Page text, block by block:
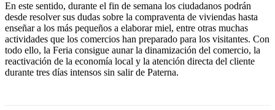
En este sentido, durante el fin de semana los ciudadanos podrán
desde resolver sus dudas sobre la compraventa de viviendas hasta
enseñar a los más pequeños a elaborar miel, entre otras muchas
actividades que los comercios han preparado para los visitantes. Con
todo ello, la Feria consigue aunar la dinamización del comercio, la
reactivación de la economía local y la atención directa del cliente
durante tres días intensos sin salir de Paterna.